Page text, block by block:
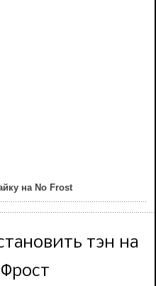
на No Frost
тэн на